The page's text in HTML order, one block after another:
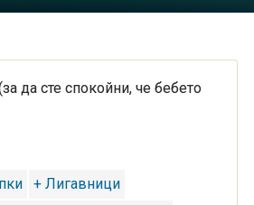
да сте спокойни, че бебето
+ Лигавници